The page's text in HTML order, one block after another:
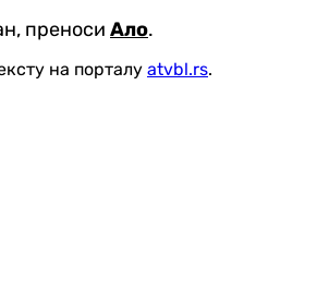
преноси Ало.
на порталу atvbl.rs.